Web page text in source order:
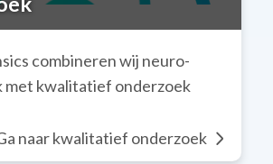
combineren wij neuro-
met kwalitatief onderzoek
naar kwalitatief onderzoek